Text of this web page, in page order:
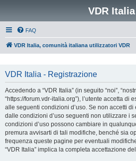
VDR Italia
FAQ
VDR Italia, comunità italiana utilizzatori VDR
VDR Italia - Registrazione
Accedendo a “VDR Italia” (in seguito “noi”,
“https://forum.vdr-italia.org”), l’utente accetta di
alle seguenti condizioni d’uso. Se non accetti
dalle condizioni d’uso seguenti non utilizzare i
condizioni d’uso possono cambiare in
premura avvisarti di tali modifiche, benché sia
frequenza queste pagine per eventuali
“VDR Italia” implica la completa accettazione